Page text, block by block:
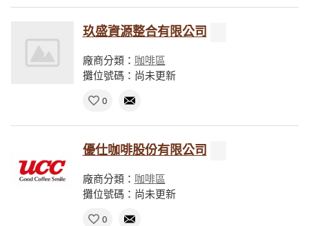
玖盛資源整合有限公司
廠商分類： 咖啡區
攤位號碼：尚未更新
0
優仕咖啡股份有限公司
廠商分類： 咖啡區
攤位號碼：尚未更新
0